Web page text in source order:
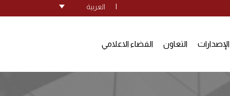
العربية
الإصدارات التعاون الفضاء الاعلامي